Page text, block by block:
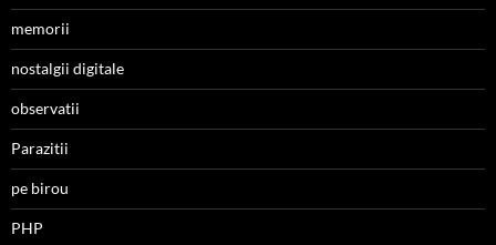
memorii
nostalgii digitale
observatii
Parazitii
pe birou
PHP